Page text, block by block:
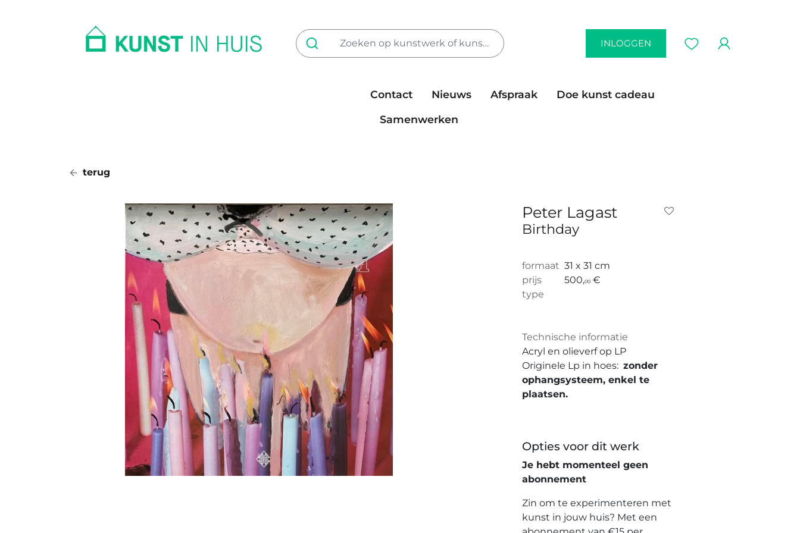
INLOGGEN
Contact Nieuws Afspraak
Doe kunst cadeau
Samenwerken
terug
Peter Lagast
Birthday
formaat 31 x 31 cm
prijs
500,00 €
type
Technische informatie
Acryl en olieverf op LP
Originele Lp in hoes: zonder
ophangsysteem, enkel te
plaatsen.
Opties voor dit werk
Je hebt momenteel geen
abonnement
Zin om te experimenteren met
kunst in jouw huis? Met een